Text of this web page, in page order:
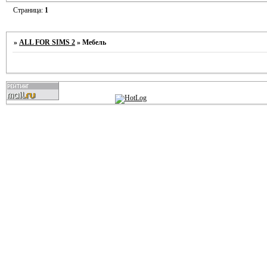
Страница: 1
»ALL FOR SIMS 2 »Мебель